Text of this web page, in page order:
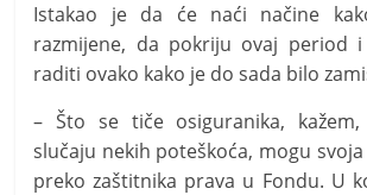
Istakao je da će naći načine
razmijene, da pokriju ovaj period
raditi ovako kako je do sada bilo
– Što se tiče osiguranika,
slučaju nekih poteškoća, mogu
preko zaštitnika prava u Fondu. U